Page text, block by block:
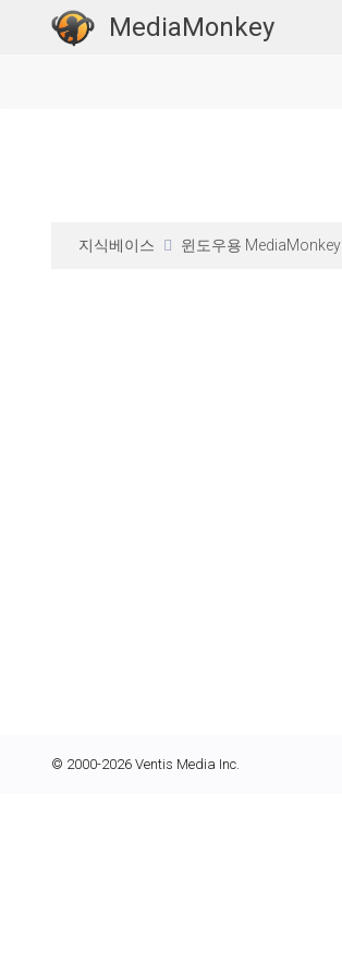
MediaMonkey
지식베이스 윈도우용 MediaMonkey
© 2000-2026 Ventis Media Inc.